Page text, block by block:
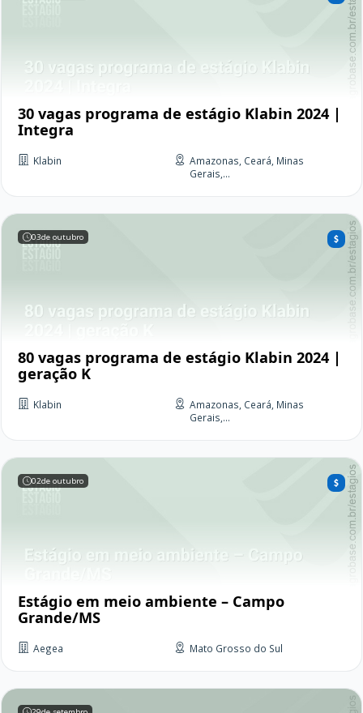
30 vagas programa de estágio Klabin 2024 |
Integra
Klabin
Amazonas, Ceará, Minas
Gerais,...
03de outubro
80 vagas programa de estágio Klabin 2024 |
geração K
Klabin
Amazonas, Ceará, Minas
Gerais,...
02de outubro
Estágio em meio ambiente – Campo
Grande/MS
Aegea Mato Grosso do Sul